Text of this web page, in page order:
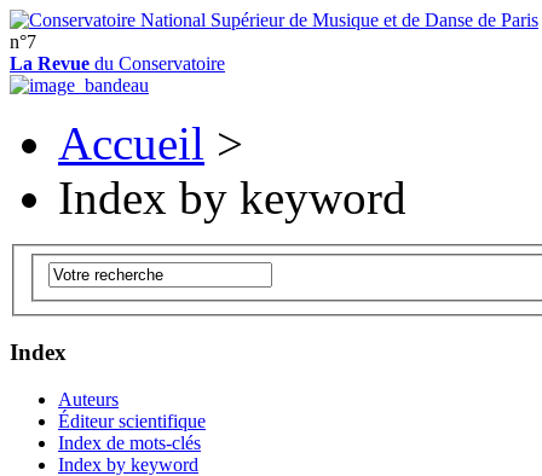
n°7
La Revue du Conservatoire
Accueil >
Index by keyword
Index
Auteurs
Éditeur scientifique
Index de mots-clés
Index by keyword